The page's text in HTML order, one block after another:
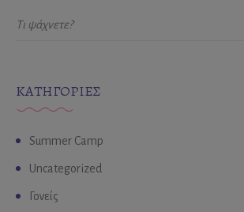
KΑΤΗΓΟΡΊΕΣ
Summer Camp
Uncategorized
Γονείς